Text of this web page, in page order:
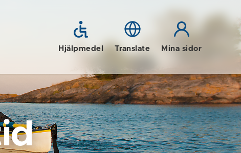
Hjälpmedel Translate Mina sidor